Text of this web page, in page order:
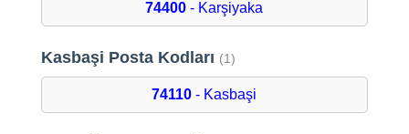
74400 - Karşiyaka
Kasbaşi Posta Kodları (1)
74110 - Kasbaşi